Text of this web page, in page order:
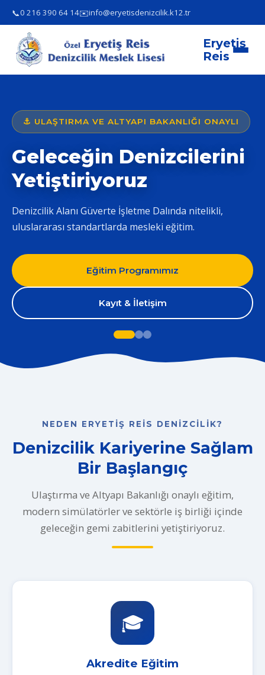
📞0 216 390 64 14✉️info@eryetisdenizcilik.k12.tr
Eryetiş
Reis
⚓ ULAŞTIRMA VE ALTYAPI BAKANLIĞI ONAYLI
Geleceğin Denizcilerini
Yetiştiriyoruz
Denizcilik Alanı Güverte İşletme Dalında nitelikli,
uluslararası standartlarda mesleki eğitim.
Eğitim Programımız
Kayıt & İletişim
NEDEN ERYETIŞ REIS DENIZCILIK?
Denizcilik Kariyerine Sağlam
Bir Başlangıç
Ulaştırma ve Altyapı Bakanlığı onaylı eğitim,
modern simülatörler ve sektörle iş birliği içinde
geleceğin gemi zabitlerini yetiştiriyoruz.
🎓
Akredite Eğitim